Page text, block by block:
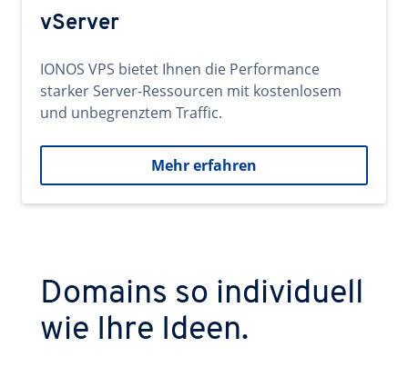
vServer
IONOS VPS bietet Ihnen die Performance
starker Server-Ressourcen mit kostenlosem
und unbegrenztem Traffic.
Mehr erfahren
Domains so individuell
wie Ihre Ideen.